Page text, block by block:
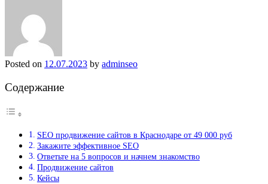
Posted on 12.07.2023 by adminseo
Содержание
SEO продвижение сайтов в Краснодаре от 49 000 руб
Закажите эффективное SEO
Ответьте на 5 вопросов и начнем знакомство
Продвижение сайтов
Кейсы